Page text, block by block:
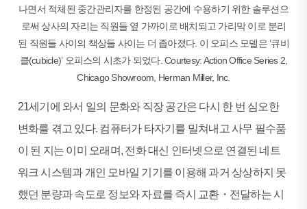
나면서 적체된 중간관리자를 한정된 공간에 수용하기 위한 솔루션으
로써 상사의 자리는 직원들 옆 가까이로 배치되고 가리막 이로 분리
된 직원들 사이의 책상들 사이는 더 좁아졌다. 이 오피스 모델은 ‘큐비
클(cubicle)’ 오피스의 시초가 되었다. Courtesy: Action Office Series 2,
Chicago Showroom, Herman Miller, Inc.
21세기에 와서 일의 문화와 직장 공간은 다시 한 번 심오한
변화를 겪고 있다. 컴퓨터가 타자기를 밀쳐내고 사무 필수품
이 된 지는 이미 오래며, 전화 대신 인터넷으로 연결된 네트
워크 시스템과 개인 모바일 기기를 이용해 과거 상상하지 못
했던 분량과 속도로 정보와 자료를 즉시 교환・전달하는 시